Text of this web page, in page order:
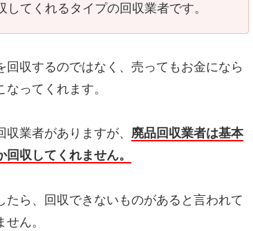
てくれるタイプの回収業者です。
収するのではなく、売ってもお金になら
ってくれます。
業者がありますが、 廃品回収業者は基本
収してくれません。
ら、回収できないものがあると言われて
ん。